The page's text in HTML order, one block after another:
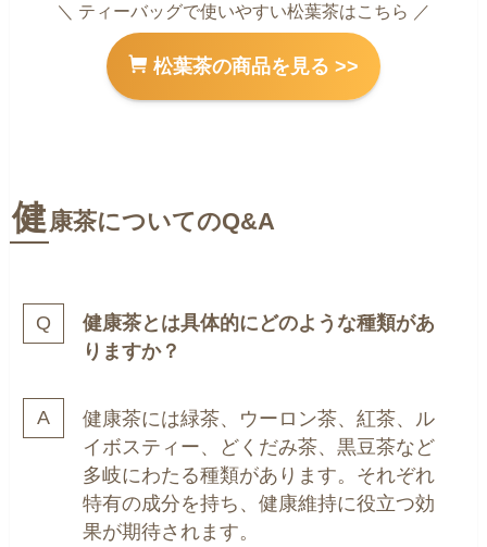
＼ ティーバッグで使いやすい松葉茶はこちら ／
松葉茶の商品を見る >>
健康茶についてのQ&A
健康茶とは具体的にどのような種類があ
りますか？
健康茶には緑茶、ウーロン茶、紅茶、ル
イボスティー、どくだみ茶、黒豆茶など
多岐にわたる種類があります。それぞれ
特有の成分を持ち、健康維持に役立つ効
果が期待されます。